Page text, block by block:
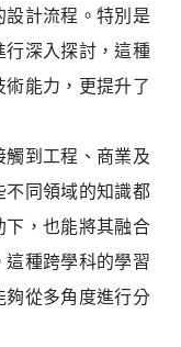
計流程。特別是
深入探討，這種
能力，更提升了
到工程、商業及
不同領域的知識都
，也能將其融合
種跨學科的學習
從多角度進行分